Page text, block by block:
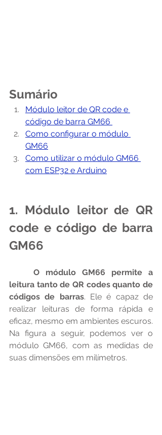
Sumário
Módulo leitor de QR code e
código de barra GM66
Como configurar o módulo
GM66
Como utilizar o módulo GM66
com ESP32 e Arduino
1. Módulo leitor de QR
code e código de barra
GM66
O módulo GM66 permite a
leitura tanto de QR codes quanto de
códigos de barras. Ele é capaz de
realizar leituras de forma rápida e
eficaz, mesmo em ambientes escuros.
Na figura a seguir, podemos ver o
módulo GM66, com as medidas de
suas dimensões em milímetros.